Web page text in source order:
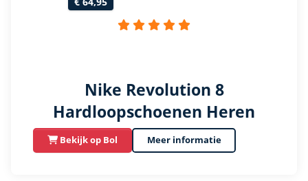
Nike Revolution 8
Hardloopschoenen Heren
Bekijk op Bol Meer informatie